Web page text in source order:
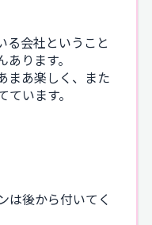
る会社ということ
ります。
まあ楽しく、また
います。
は後から付いてく